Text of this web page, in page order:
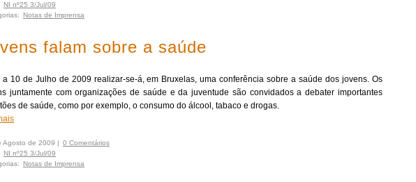
NI nº25 3/Jul/09
Notas de Imprensa
falam sobre a saúde
a 10 de Julho de 2009 realizar-se-á, em Bruxelas, uma conferência sobre a saúde dos jovens. Os
juntamente com organizações de saúde e da juventude são convidados a debater importantes
de saúde, como por exemplo, o consumo do álcool, tabaco e drogas.
Agosto de 2009 | 0 Comentários
NI nº25 3/Jul/09
Notas de Imprensa